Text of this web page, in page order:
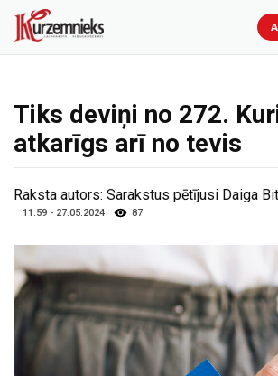
Tiks deviņi no 272.
atkarīgs arī no tevis
Raksta autors: Sarakstus pētījusi Daiga
11:59 - 27.05.2024 87